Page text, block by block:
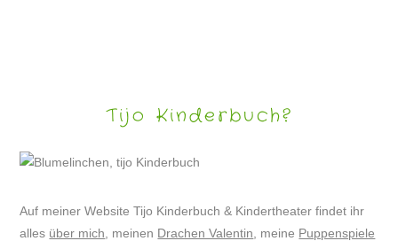
Tijo Kinderbuch?
Auf meiner Website Tijo Kinderbuch & Kindertheater findet ihr
alles über mich , meinen Drachen Valentin , meine Puppenspiele